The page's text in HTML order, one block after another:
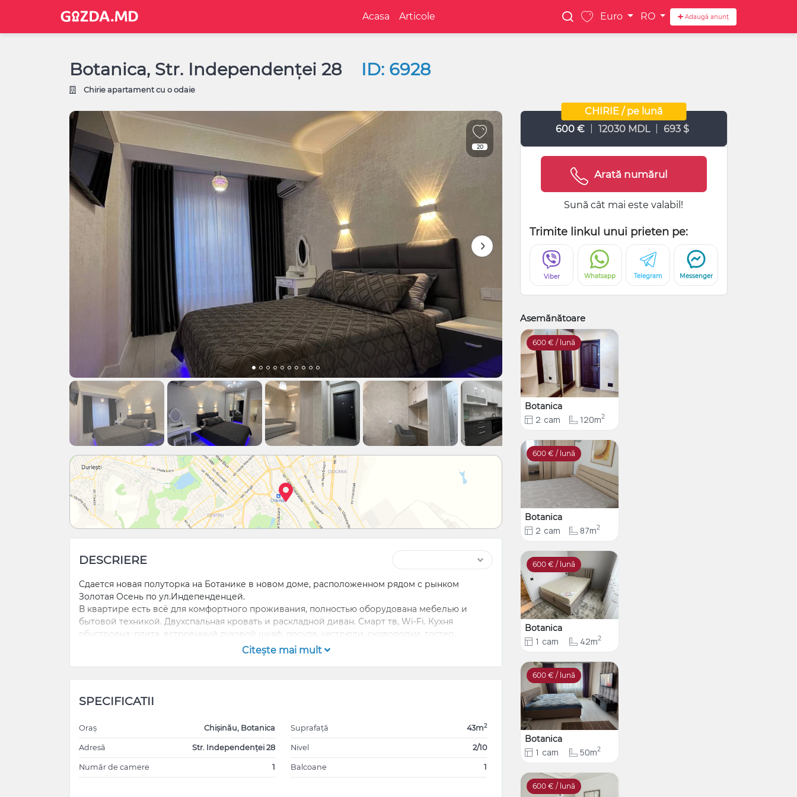
Acasa Articole Euro RO Adaugă anunț
Botanica, Str. Independenței 28 ID: 6928
Chirie apartament cu o odaie
20
DESCRIERE
Сдается новая полуторка на Ботанике в новом доме, расположенном рядом с рынком
Золотая Осень по ул.Индепенденцей.
В квартире есть всё для комфортного проживания, полностью оборудована мебелью и
бытовой техникой. Двухспальная кровать и раскладной диван. Смарт тв, Wi-Fi. Кухня
обустроена: плита, встроенный духовой шкаф, посуда, кастрюли, сковородки, тостер,
микроволновка, стиральная машина, пылесос. Обустроена автономным отоплением и
кондиционером. Бесплатная открытая парковка. Удобное месторасположение: рядом
Минимальный срок - 3 месяца
Связаться можно через Viber/ WhatsApp +37379633925
Citeşte mai mult
SPECIFICATII
Oraș Chișinău, Botanica
Adresă Str. Independenței 28
Număr de camere 1
Suprafață 43m2
Nivel 2/10
Balcoane 1
CHIRIE / pe lună
600 €
12030 MDL 693 $
Arată numărul
Sună cât mai este valabil!
Trimite linkul unui prieten pe:
Viber Whatsapp Telegram Messenger
Asemănătoare
600 € / lună
Botanica
2 cam 120m2
600 € / lună
Botanica
2 cam 87m2
600 € / lună
Botanica
1 cam 42m2
600 € / lună
Botanica
1 cam 50m2
600 € / lună